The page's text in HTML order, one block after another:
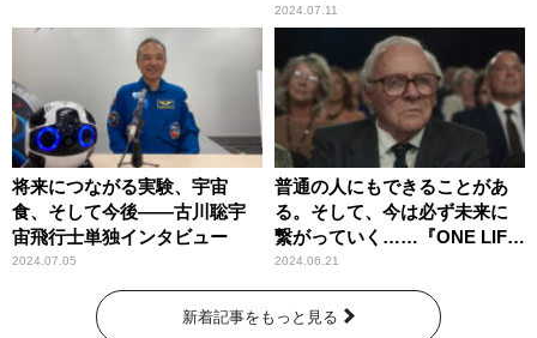
2024.07.11
将来につながる実験、宇宙
食、そして今後――古川聡宇
宙飛行士単独インタビュー
2024.07.05
普通の人にもできることがあ
る。そして、今は必ず未来に
繋がっていく……『ONE LIFE
奇跡が繋いだ6000の命』
2024.06.21
新着記事をもっと見る